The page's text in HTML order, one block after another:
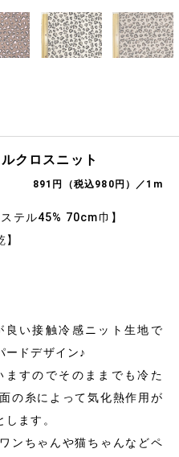
クロスニット
891円（税込980円）／1m
テル45% 70cm巾】
い接触冷感ニット生地で
ードデザイン♪
すのでそのままでも冷た
の糸によって気化熱作用が
ます。
ンちゃんや猫ちゃんなどペ